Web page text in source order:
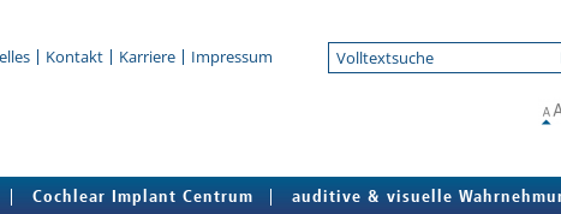
Kontakt Karriere Impressum
Cochlear Implant Centrum auditive & visuelle